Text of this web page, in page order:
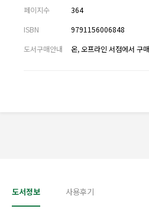
페이지수
364
ISBN
9791156006848
도서구매안내
온, 오프라인 서점에서 구
도서정보 사용후기